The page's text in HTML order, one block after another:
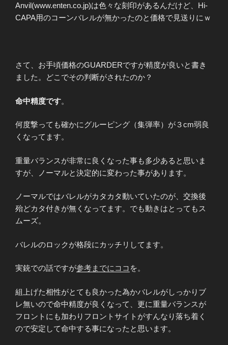
Anvil(www.enten.co.jp)は色々な刻印があるんだけど、Hi-
CAPA用のコーンバレルが無かったのと価格で見送りにｗ
さて、お手頃価格のGUARDERですが精度が良いと書き
ました。どこでその判断がされたのか？
命中精度です。
何度撃っても確かにグルーピング（集弾率）が３cm弱良
くなってます。
重量バランスが非常に良くなった事も多少あると思いま
すが、ノーマルと決定的に変わった事があります。
ノーマルではバレルがカタカタ動いていたのが、交換後
殆どカタ付きが無くなってます。でも動きはとってもス
ムーズ。
バレルのロックが格段にカッチリしてます。
実銃での話ですが参考までにココ を。
組上げた相性がとても良かった為かバレルがしっかりブ
レ無いので命中精度が良くなって、更に重量バランスが
フロントにも加わりフロントサイトがすんなり落ち着く
ので安定して命中する事になったと思います。